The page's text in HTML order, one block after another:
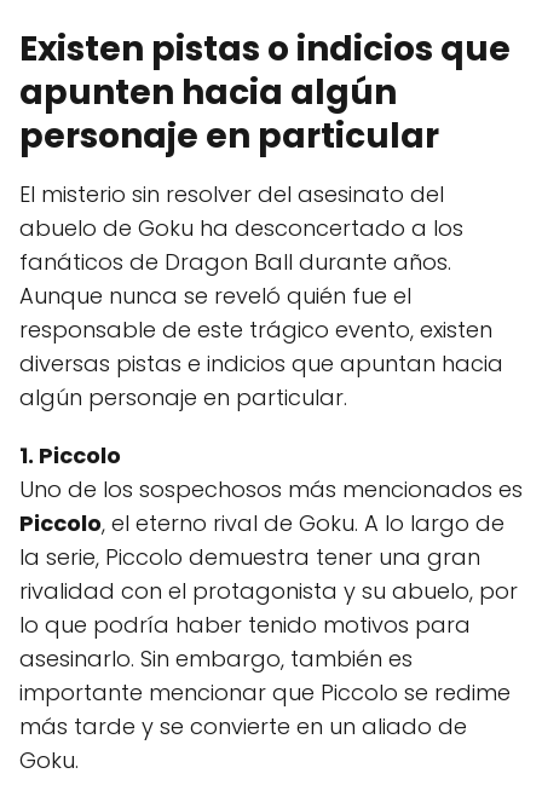
Existen pistas o indicios que
apunten hacia algún
personaje en particular
El misterio sin resolver del asesinato del
abuelo de Goku ha desconcertado a los
fanáticos de Dragon Ball durante años.
Aunque nunca se reveló quién fue el
responsable de este trágico evento, existen
diversas pistas e indicios que apuntan hacia
algún personaje en particular.
1. Piccolo
Uno de los sospechosos más mencionados es
Piccolo, el eterno rival de Goku. A lo largo de
la serie, Piccolo demuestra tener una gran
rivalidad con el protagonista y su abuelo, por
lo que podría haber tenido motivos para
asesinarlo. Sin embargo, también es
importante mencionar que Piccolo se redime
más tarde y se convierte en un aliado de
Goku.